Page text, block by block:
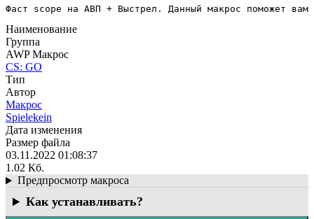
Фаст scope на АВП + Выстрел. Данный макрос поможет
Наименование
Группа
AWP Макрос
CS: GO
Тип
Автор
Макрос
Spielekein
Дата изменения
Размер файла
03.11.2022 01:08:37
1.02 Кб.
Предпросмотр макроса
Как устанавливать?